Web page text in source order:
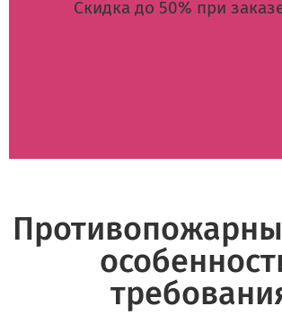
Скидка до 50% при